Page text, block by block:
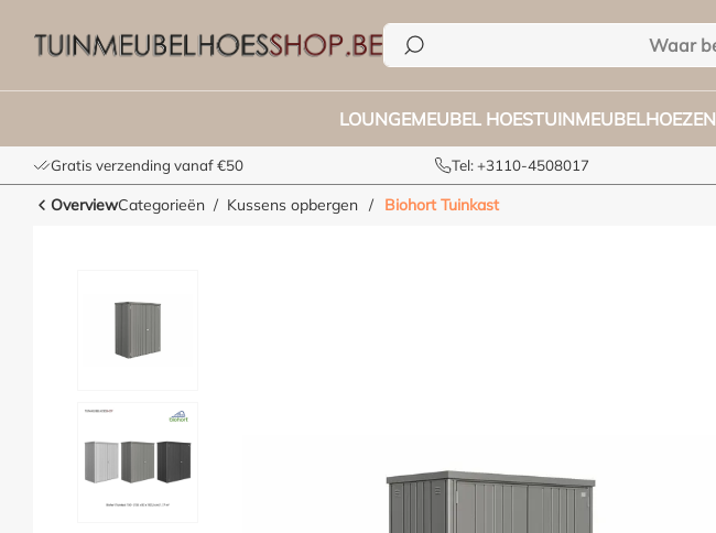
LOUNGEMEUBEL HOESTUINMEUBELHOEZEN
Gratis verzending vanaf €50 Tel: +3110-4508017
OverviewCategorieën Kussens opbergen / Biohort Tuinkast